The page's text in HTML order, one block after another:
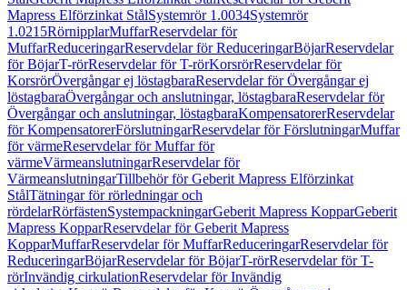
Mapress Elförzinkat StålSystemrör 1.0034Systemrör
1.0215RörnipplarMuffarReservdelar för
MuffarReduceringarReservdelar för ReduceringarBöjarReservdelar
för BöjarT-rörReservdelar för T-rörKorsrörReservdelar för
KorsrörÖvergångar ej löstagbaraReservdelar för Övergångar ej
löstagbaraÖvergångar och anslutningar, löstagbaraReservdelar för
Övergångar och anslutningar, löstagbaraKompensatorerReservdelar
för KompensatorerFörslutningarReservdelar för FörslutningarMuffar
för värmeReservdelar för Muffar för
värmeVärmeanslutningarReservdelar för
VärmeanslutningarTillbehör för Geberit Mapress Elförzinkat
StålTätningar för rörledningar och
rördelarRörfästenSystempackningarGeberit Mapress KopparGeberit
Mapress KopparReservdelar för Geberit Mapress
KopparMuffarReservdelar för MuffarReduceringarReservdelar för
ReduceringarBöjarReservdelar för BöjarT-rörReservdelar för T-
rörInvändig cirkulationReservdelar för Invändig